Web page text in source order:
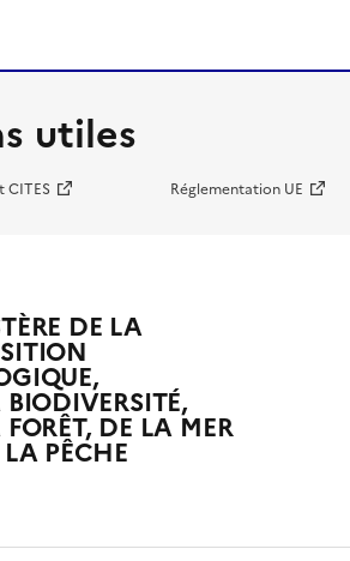
utiles
CITES Réglementation UE
DE LA
DE LA MER
PÊCHE